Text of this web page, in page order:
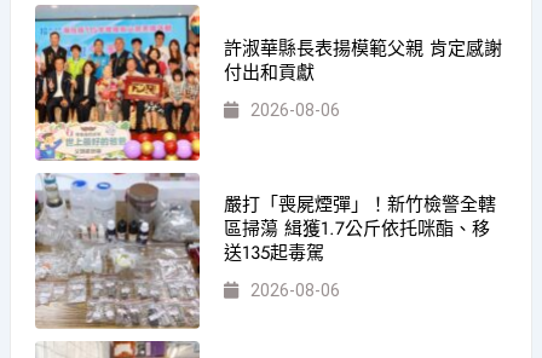
許淑華縣長表揚模範父親 肯定感謝
付出和貢獻
2026-08-06
嚴打「喪屍煙彈」！新竹檢警全轄
區掃蕩 緝獲1.7公斤依托咪酯、移
送135起毒駕
2026-08-06